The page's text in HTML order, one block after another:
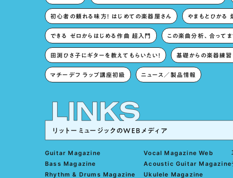
初心者の頼れる味方！ はじめての楽器屋さん やまもとひかる
できる ゼロからはじめる作曲 超入門 この楽曲分析、合ってま
田渕ひさ子にギターを教えてもらいたい！ 基礎からの楽器練習
マチーデフ ラップ講座初級 ニュース／製品情報
リットーミュージックのWEBメディア
Guitar Magazine
Bass Magazine
Rhythm & Drums Magazine
Vocal Magazine Web
Acoustic Guitar Magazine
Ukulele Magazine